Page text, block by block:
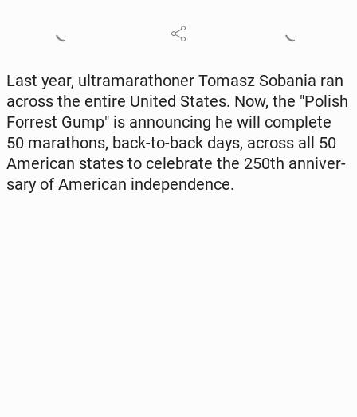
Last year, ul­tra­ma­rathon­er Tomasz Sobania ran
across the entire United States. Now, the "Polish
Forrest Gump" is an­nounc­ing he will com­plete
50 marathons, back-to-back days, across all 50
Amer­i­can states to cel­e­brate the 250th an­niver­
sary of Amer­i­can in­de­pen­dence.